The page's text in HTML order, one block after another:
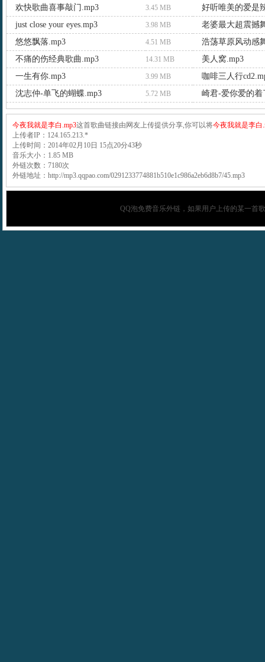
欢快歌曲喜事敲门.mp3
3.45 MB
好听唯美的爱是
just close your eyes.mp3
3.98 MB
老婆最大超震撼
悠悠飘落.mp3
4.51 MB
浩荡草原风动感
不痛的伤经典歌曲.mp3
14.31 MB
美人窝.mp3
一生有你.mp3
3.99 MB
咖啡三人行
沈志仲-单飞的蝴蝶.mp3
5.72 MB 崎君-爱你爱的着
今夜我就是李白.mp3这首歌曲链接由网友上传提供分享,你可以将今夜我就是李白
上传者IP：124.165.213.*
上传时间：2014年02月10日 15点20分43秒
音乐大小：1.85 MB
外链次数：7180次
外链地址：http://mp3.qqpao.com/0291233774881b510e1c986a2eb6d8b7/45.mp3
QQ泡免费音乐外链，如果用户上传的某一首